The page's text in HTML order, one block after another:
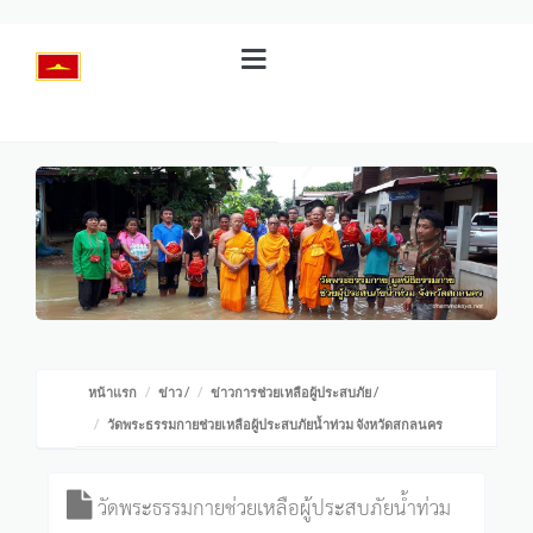
หน้าแรก ข่าว/ ข่าวการช่วยเหลือผู้ประสบภัย/
วัดพระธรรมกายช่วยเหลือผู้ประสบภัยน้ำท่วม จังหวัดสกลนคร
วัดพระธรรมกายช่วยเหลือผู้ประสบภัยน้ำท่วม